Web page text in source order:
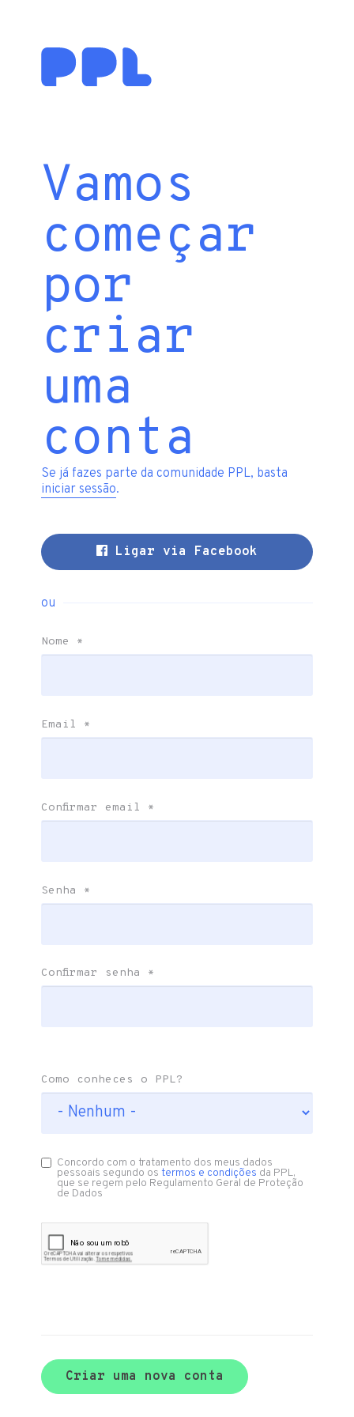
Vamos
começar
por
criar
uma
conta
Se já fazes parte da comunidade PPL, basta
iniciar sessão.
Ligar via Facebook
ou
Nome *
Email *
Confirmar email *
Senha *
Confirmar senha *
Como conheces o PPL?
Concordo com o tratamento dos meus dados
pessoais segundo ostermos e condições da PPL,
que se regem pelo Regulamento Geral de Proteção
de Dados
Criar uma nova conta